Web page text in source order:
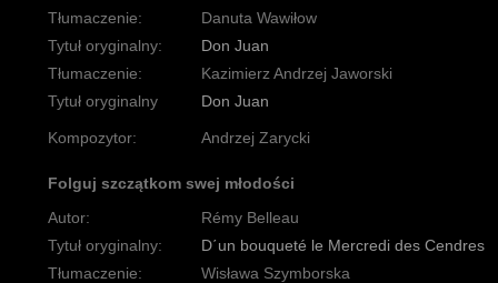
Tłumaczenie:
Danuta Wawiłow
Tytuł oryginalny:
Don Juan
Tłumaczenie:
Kazimierz Andrzej Jaworski
Tytuł oryginalny
Don Juan
Kompozytor: Andrzej Zarycki
Folguj szczątkom swej młodości
Autor:
Rémy Belleau
Tytuł oryginalny:
D΄un bouqueté le Mercredi des Cendres
Tłumaczenie:
Wisława Szymborska